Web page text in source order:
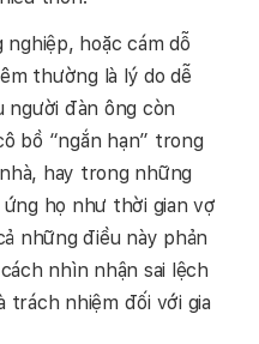
hoặc cám dỗ
thường là lý do dễ
người đàn ông còn
bồ “ngắn hạn” trong
hay trong những
họ như thời gian vợ
những điều này phản
nhìn nhận sai lệch
trách nhiệm đối với gia